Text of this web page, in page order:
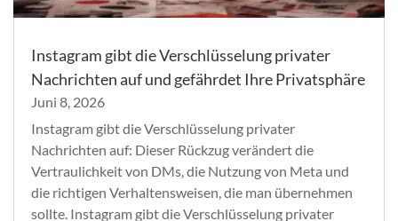
Instagram gibt die Verschlüsselung privater
Nachrichten auf und gefährdet Ihre Privatsphäre
Juni 8, 2026
Instagram gibt die Verschlüsselung privater
Nachrichten auf: Dieser Rückzug verändert die
Vertraulichkeit von DMs, die Nutzung von Meta und
die richtigen Verhaltensweisen, die man übernehmen
sollte. Instagram gibt die Verschlüsselung privater